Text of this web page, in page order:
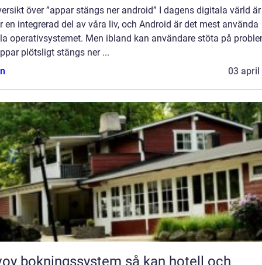
över ”appar stängs ner android” I dagens digitala värld är
en integrerad del av våra liv, och Android är det mest använda
operativsystemet. Men ibland kan användare stöta på
plötsligt stängs ner ...
03 april
så kan hotell och